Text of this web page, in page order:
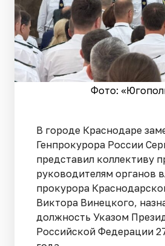
Фото:
В городе Краснодаре
Генпрокурора России
представил коллективу
руководителям органов
прокурора
Виктора Винецкого,
должность Указом
Российской Федерации